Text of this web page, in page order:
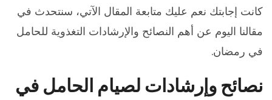
كانت إجابتك نعم عليك متابعة المقال الآتي، سنتحدث في
مقالنا اليوم عن أهم النصائح والإرشادات التغذوية للحامل
في رمضان.
نصائح وإرشادات لصيام الحامل في